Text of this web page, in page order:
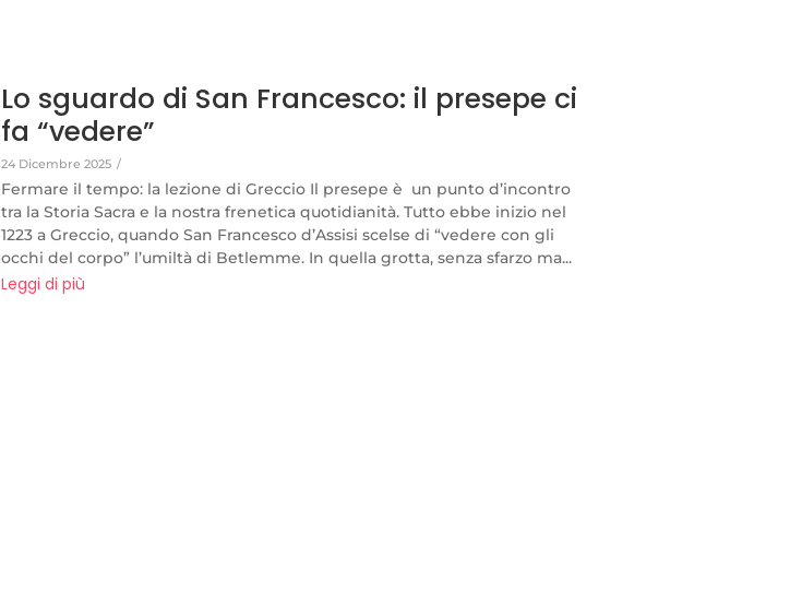
Lo sguardo di San Francesco: il presepe ci
fa “vedere”
24 Dicembre 2025 /
Fermare il tempo: la lezione di Greccio Il presepe è un punto d’incontro
tra la Storia Sacra e la nostra frenetica quotidianità. Tutto ebbe inizio nel
1223 a Greccio, quando San Francesco d’Assisi scelse di “vedere con gli
occhi del corpo” l’umiltà di Betlemme. In quella grotta, senza sfarzo ma...
Leggi di più